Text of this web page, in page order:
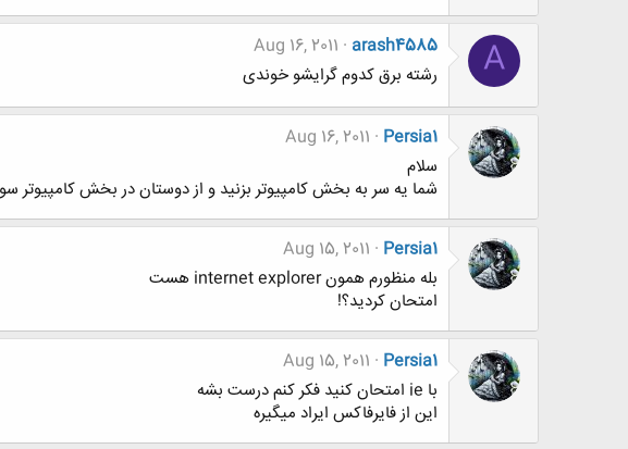
A
arash4585
Aug 16, 2011
رشته برق کدوم گرایشو خوندی
Persia1
Aug 16, 2011
سلام
شما یه سر به بخش کامپیوتر بزنید و از دوستان در بخش کامپیوتر
Persia1
Aug 15, 2011
بله منظورم همون internet explorer هست
امتحان کردید؟!
Persia1
Aug 15, 2011
با ie امتحان کنید فکر کنم درست بشه
این از فایرفاکس ایراد میگیره